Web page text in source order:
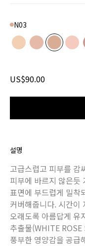
Color
N03
N01
Product variant in
N02
Product
N03
Product
R01
US$90.00
설명
고급스럽고 피부를 감
피부에 바르지 않은듯
표면에 부드럽게 밀착
커버해줍니다. 시간이
오래도록 아름답게 유
추출물(WHITE
풍부한 영양감을 공급